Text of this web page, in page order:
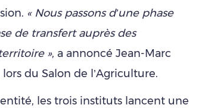
« Nous passons d’une phase
de transfert auprès des
», a annoncé Jean-Marc
du Salon de l’Agriculture.
les trois instituts lancent une